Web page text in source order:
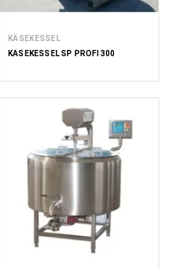
KÄSEKESSEL
KÄSEKESSEL SP PROFI 300